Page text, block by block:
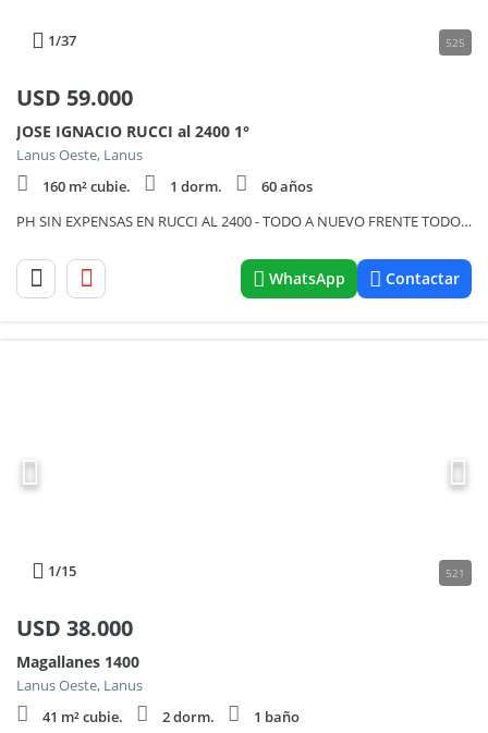
1/37 525
USD 59.000
JOSE IGNACIO RUCCI al 2400 1°
Lanus Oeste, Lanus
160 m² cubie.
1 dorm.
60 años
PH SIN EXPENSAS EN RUCCI AL 2400 - TODO A NUEVO FRENTE TODO TERRAZA PATIO
WhatsApp Contactar
1/15 521
USD 38.000
Magallanes 1400
Lanus Oeste, Lanus
41 m² cubie.
2 dorm.
1 baño